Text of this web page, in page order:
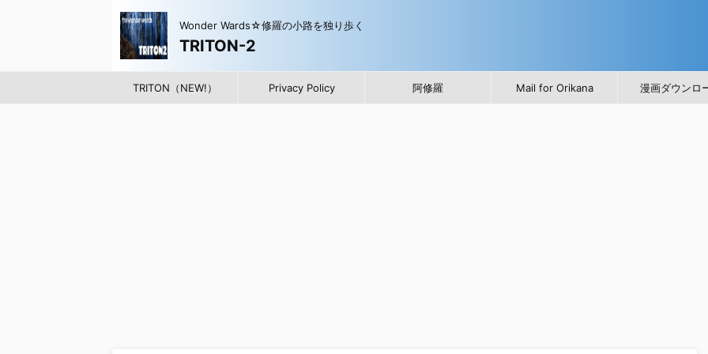
Wonder Wards☆修羅の小路を独り歩く
TRITON-2
TRITON（NEW!） Privacy Policy 阿修羅 Mail for Orikana 漫画ダウンロ